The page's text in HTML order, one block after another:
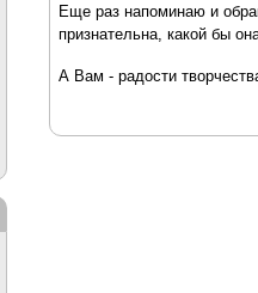
Еще раз напоминаю и
признательна, какой бы
А Вам - радости